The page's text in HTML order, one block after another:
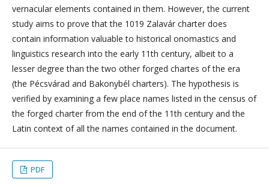
vernacular elements contained in them. However, the current
study aims to prove that the 1019 Zalavár charter does
contain information valuable to historical onomastics and
linguistics research into the early 11th century, albeit to a
lesser degree than the two other forged chartes of the era
(the Pécsvárad and Bakonybél charters). The hypothesis is
verified by examining a few place names listed in the census of
the forged charter from the end of the 11th century and the
Latin context of all the names contained in the document.
PDF